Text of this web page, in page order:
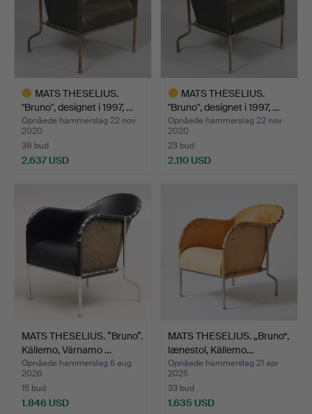
MATS THESELIUS.
"Bruno", designet i 1997, …
Opnåede hammerslag 22 nov
2020
38 bud
2.637 USD
MATS THESELIUS.
"Bruno", designet i 1997, …
Opnåede hammerslag 22 nov
2020
23 bud
2.110 USD
MATS THESELIUS. ”Bruno”.
Källemo, Värnamo …
Opnåede hammerslag 6 aug
2026
15 bud
1.846 USD
MATS THESELIUS. „Bruno“,
lænestol, Källemo…
Opnåede hammerslag 21 apr
2025
33 bud
1.635 USD